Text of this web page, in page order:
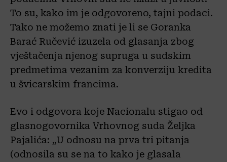
To su, kako im je odgovoreno, tajni podaci.
Tako ne možemo znati je li se Goranka
Barać Ručević izuzela od glasanja zbog
vještačenja njenog supruga u sudskim
predmetima vezanim za konverziju kredita
u švicarskim francima.
Evo i odgovora koje Nacionalu stigao od
glasnogovornika Vrhovnog suda Željka
Pajalića: „U odnosu na prva tri pitanja
(odnosila su se na to kako je glasala